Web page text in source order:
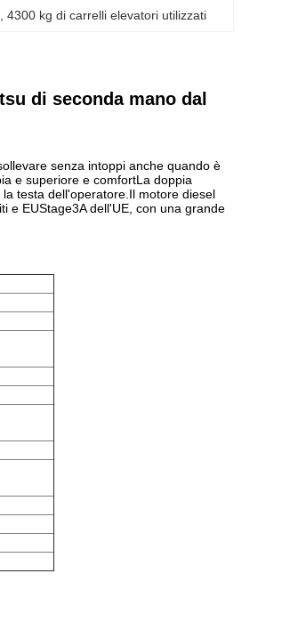
, 4300 kg di carrelli elevatori utilizzati
di seconda mano dal
senza intoppi anche quando è
e superiore e comfortLa doppia
testa dell'operatore.Il motore diesel
e EUStage3A dell'UE, con una grande